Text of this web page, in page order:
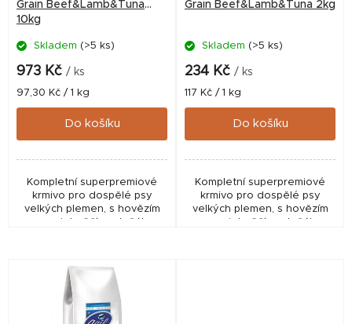
o
d
Grain Beef&Lamb&Tuna
10kg
Skladem (>5 ks)
973 Kč / ks
Měrná
cena:
97,30 Kč / 1 kg
Do košíku
Kompletní superpremiové
krmivo pro dospělé psy
velkých plemen, s hovězím
masem, jehněčím a tuňákem.
Grain Beef&Lamb&Tuna 2kg
Skladem (>5 ks)
234 Kč / ks
Měrná
cena:
117 Kč / 1 kg
Do košíku
Kompletní superpremiové
krmivo pro dospělé psy
velkých plemen, s hovězím
masem, jehněčím a tuňákem.